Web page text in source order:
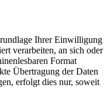
Ihrer Einwilligung
verarbeiten, an sich oder
Format
Übertragung der Daten
erfolgt dies nur, soweit